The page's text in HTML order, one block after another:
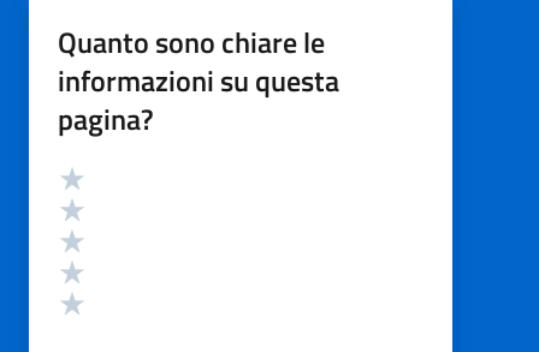
Quanto sono chiare le
informazioni su questa
pagina?
Valutazione